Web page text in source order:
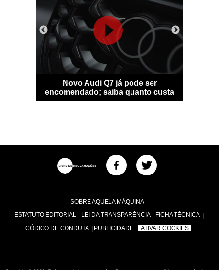
Novo Audi Q7 já pode ser
encomendado; saiba quanto custa
SOBRE AQUELA MÁQUINA
ESTATUTO EDITORIAL - LEI DA TRANSPARÊNCIA
FICHA TÉCNICA
CÓDIGO DE CONDUTA
PUBLICIDADE ATIVAR COOKIES